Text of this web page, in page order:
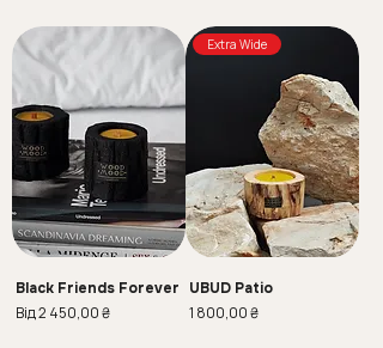
Black Friends Forever
Від2 450,00 ₴
За розпродажем
Extra Wide
UBUD Patio
Ціна
1 800,00 ₴